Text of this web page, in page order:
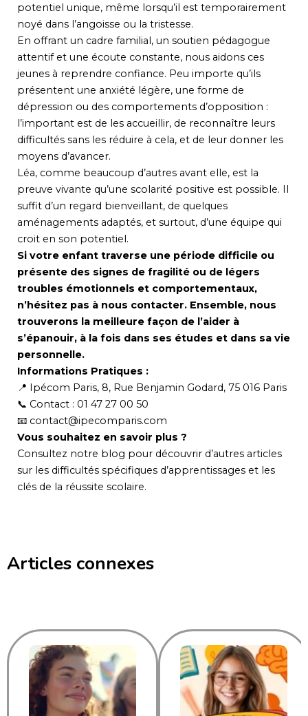
potentiel unique, même lorsqu’il est temporairement
noyé dans l’angoisse ou la tristesse.
En offrant un cadre familial, un soutien pédagogue
attentif et une écoute constante, nous aidons ces
jeunes à reprendre confiance. Peu importe qu’ils
présentent une anxiété légère, une forme de
dépression ou des comportements d’opposition :
l’important est de les accueillir, de reconnaître leurs
difficultés sans les réduire à cela, et de leur donner les
moyens d’avancer.
Léa, comme beaucoup d’autres avant elle, est la
preuve vivante qu’une scolarité positive est possible. Il
suffit d’un regard bienveillant, de quelques
aménagements adaptés, et surtout, d’une équipe qui
croit en son potentiel.
Si votre enfant traverse une période difficile ou
présente des signes de fragilité ou de légers
troubles émotionnels et comportementaux,
n’hésitez pas à nous contacter. Ensemble, nous
trouverons la meilleure façon de l’aider à
s’épanouir, à la fois dans ses études et dans sa vie
personnelle.
Informations Pratiques :
📍 Ipécom Paris, 8, Rue Benjamin Godard, 75 016 Paris
📞 Contact : 01 47 27 00 50
📧 contact@ipecomparis.com
Vous souhaitez en savoir plus ?
Consultez notre blog pour découvrir d’autres articles
sur les difficultés spécifiques d’apprentissages et les
clés de la réussite scolaire.
Articles connexes